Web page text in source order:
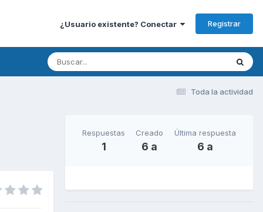
¿Usuario existente? Conectar Registrar
Toda la actividad
Respuestas
1
Creado
6 a
Última respuesta
6 a